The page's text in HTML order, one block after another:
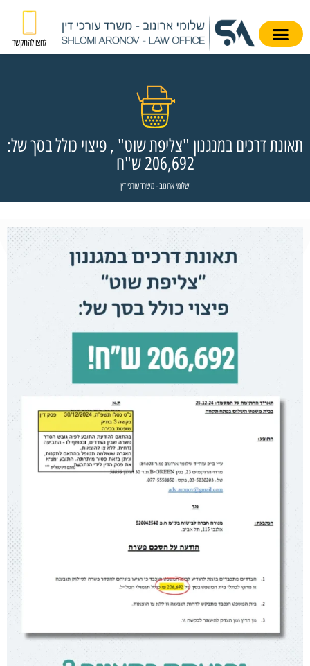
לחצו להתקשר
תאונת דרכים במנגנון "צליפת שוט" , פיצוי כולל בסך של:
206,692 ש"ח
שלומי ארונוב - משרד עורכי דין